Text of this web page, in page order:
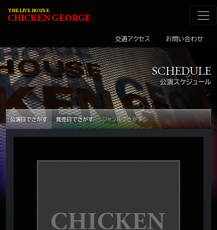
メインナビゲーショ
THE LIVE HOUSE
CHICKENGEORGE
交通アクセス お問い合わせ
公演スケジュール
SCHEDULE
公演日でさがす 発売日でさがす ジャンルでさがす